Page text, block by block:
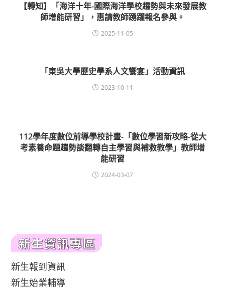
【轉知】「海洋十年-國際海洋學校趨勢與未來發展教
師增能研習」，惠請教師踴躍報名參與。
2025-11-05
「東吳大學歷史學系人文饗宴」活動資訊
2023-10-11
112學年度數位前導學校計畫-「數位學習新攻略-從大
考素養命題趨勢談翻轉自主學習與補救教學」教師增
能研習
2024-03-07
新生報到資訊
新生始業輔導